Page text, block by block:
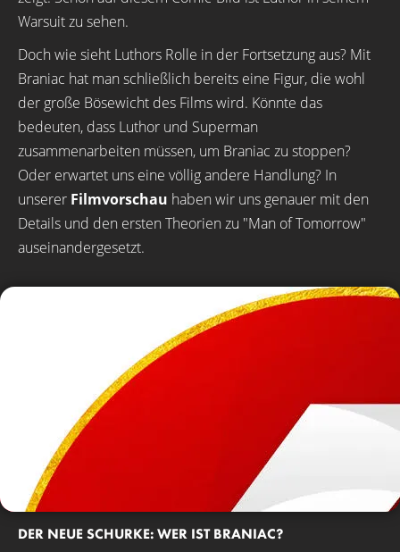
Warsuit zu sehen.
Doch wie sieht Luthors Rolle in der Fortsetzung aus? Mit
Braniac hat man schließlich bereits eine Figur, die wohl
der große Bösewicht des Films wird. Könnte das
bedeuten, dass Luthor und Superman
zusammenarbeiten müssen, um Braniac zu stoppen?
Oder erwartet uns eine völlig andere Handlung? In
unserer Filmvorschau haben wir uns genauer mit den
Details und den ersten Theorien zu "Man of Tomorrow"
auseinandergesetzt.
DER NEUE SCHURKE: WER IST BRANIAC?